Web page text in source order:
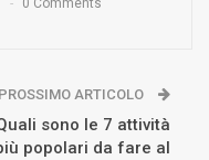
0 Comments
PROSSIMO ARTICOLO
sono le 7 attività
popolari da fare al